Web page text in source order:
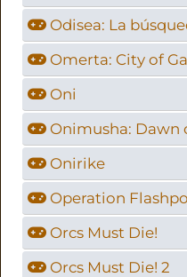
Odisea: La
Omerta: City of
Oni
Onimusha: Dawn
Onirike
Operation
Orcs Must Die!
Orcs Must Die! 2